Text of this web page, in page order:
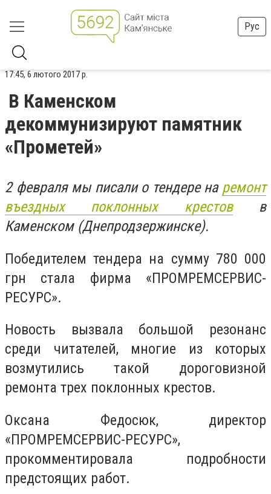
Рус
17:45, 6 лютого 2017 р.
В Каменском
декоммунизируют памятник
«Прометей»
2 февраля мы писали о тендере на ремонт
въездных поклонных крестовв
Каменском (Днепродзержинске).
Победителем тендера на сумму 780 000
грн стала фирма «ПРОМРЕМСЕРВИС-
РЕСУРС».
Новость вызвала большой резонанс
среди читателей, многие из которых
возмутились такой дороговизной
ремонта трех поклонных крестов.
Оксана Федосюк, директор
«ПРОМРЕМСЕРВИС-РЕСУРС»,
прокомментировала подробности
предстоящих работ.